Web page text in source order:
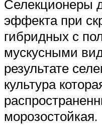
Селекционеры
эффекта при
гибридных с
мускусными
результате
культура
морозостойкая.